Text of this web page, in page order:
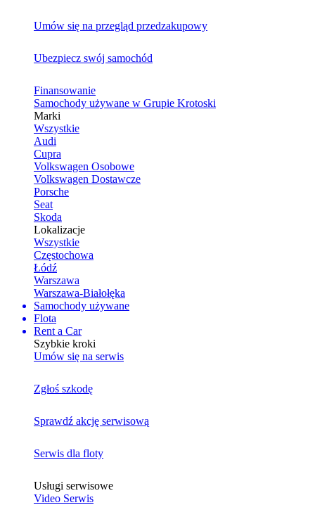
Umów się na przegląd przedzakupowy
Ubezpiecz swój samochód
Finansowanie
Samochody używane w Grupie Krotoski
Marki
Wszystkie
Audi
Cupra
Volkswagen Osobowe
Volkswagen Dostawcze
Porsche
Seat
Skoda
Lokalizacje
Wszystkie
Częstochowa
Łódź
Warszawa
Warszawa-Białołęka
Samochody używane
Flota
Rent a Car
Szybkie kroki
Umów się na serwis
Zgłoś szkodę
Sprawdź akcję serwisową
Serwis dla floty
Usługi serwisowe
Video Serwis